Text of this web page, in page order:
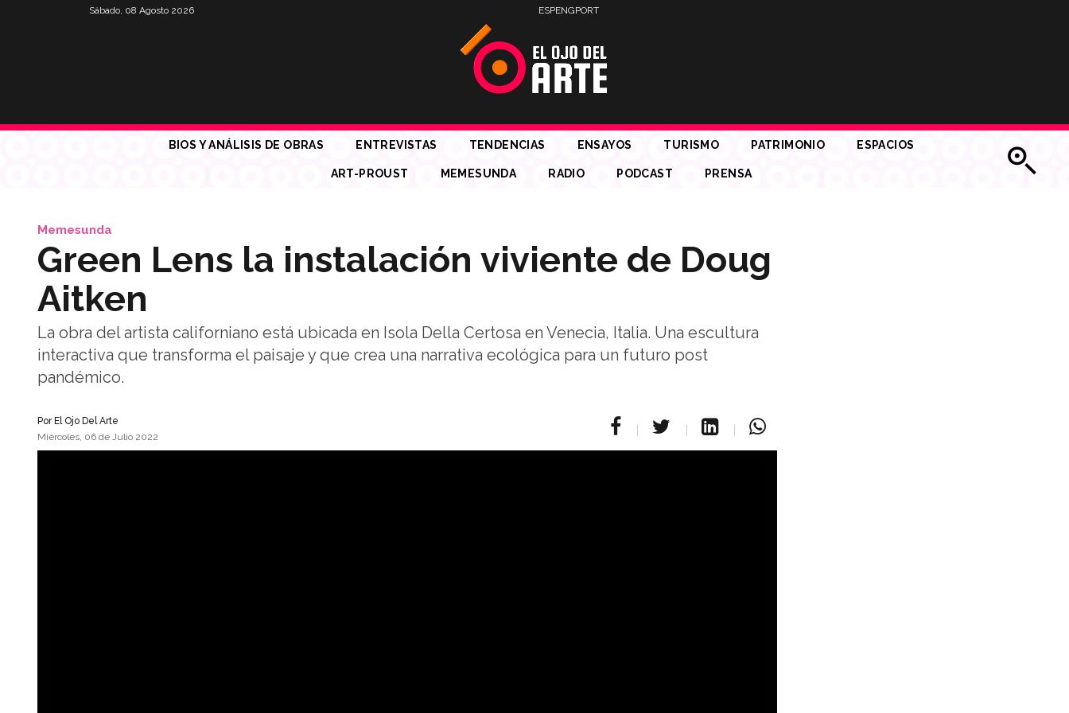
Sábado, 08 Agosto 2026 ESPENGPORT
BIOS Y ANÁLISIS DE OBRAS ENTREVISTAS TENDENCIAS ENSAYOS TURISMO PATRIMONIO ESPACIOS
ART-PROUST MEMESUNDA RADIO PODCAST PRENSA
Memesunda
Green Lens la instalación viviente de Doug
Aitken
La obra del artista californiano está ubicada en Isola Della Certosa en Venecia, Italia. Una escultura
interactiva que transforma el paisaje y que crea una narrativa ecológica para un futuro post
pandémico.
PorEl Ojo Del Arte
Miércoles, 06 de Julio 2022